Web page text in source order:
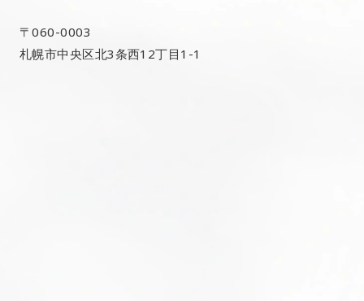
〒060-0003
札幌市中央区北3条西12丁目1-1